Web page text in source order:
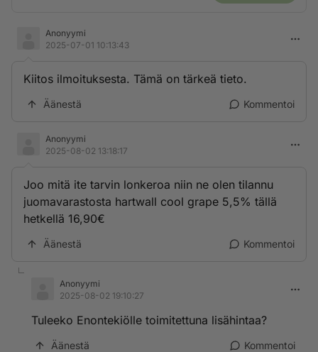
Anonyymi
2025-07-01 10:13:43
Kiitos ilmoituksesta. Tämä on tärkeä tieto.
Äänestä Kommentoi
Anonyymi
2025-08-02 13:18:17
Joo mitä ite tarvin lonkeroa niin ne olen tilannu
juomavarastosta hartwall cool grape 5,5% tällä
hetkellä 16,90€
Äänestä Kommentoi
Anonyymi
2025-08-02 19:10:27
Tuleeko Enontekiölle toimitettuna lisähintaa?
Äänestä Kommentoi